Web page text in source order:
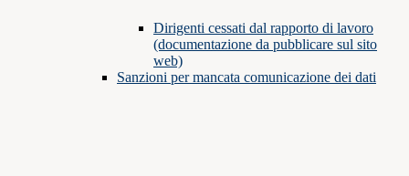
Dirigenti cessati dal rapporto di lavoro
(documentazione da pubblicare sul sito
web)
Sanzioni per mancata comunicazione dei dati